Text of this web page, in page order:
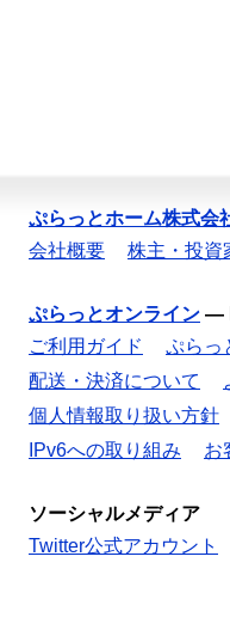
ぷらっとホーム株式会
会社概要
株主・投資
ぷらっとオンライン —
ご利用ガイド
ぷらっ
配送・決済について
個人情報取り扱い方針
IPv6への取り組み
お
ソーシャルメディア
Twitter公式アカウント